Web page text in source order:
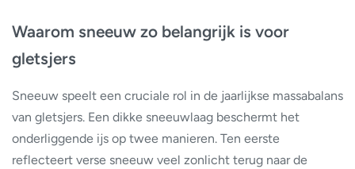
Waarom sneeuw zo belangrijk is voor
gletsjers
Sneeuw speelt een cruciale rol in de jaarlijkse massabalans
van gletsjers. Een dikke sneeuwlaag beschermt het
onderliggende ijs op twee manieren. Ten eerste
reflecteert verse sneeuw veel zonlicht terug naar de